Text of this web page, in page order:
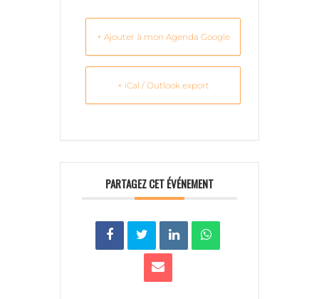
+ Ajouter à mon Agenda Google
+ iCal / Outlook export
PARTAGEZ CET ÉVÉNEMENT